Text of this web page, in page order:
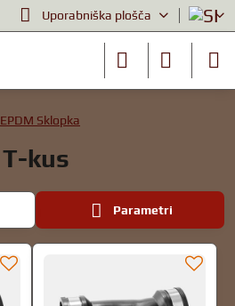
Uporabniška plošča
EPDM Sklopka
T-kus
Parametri